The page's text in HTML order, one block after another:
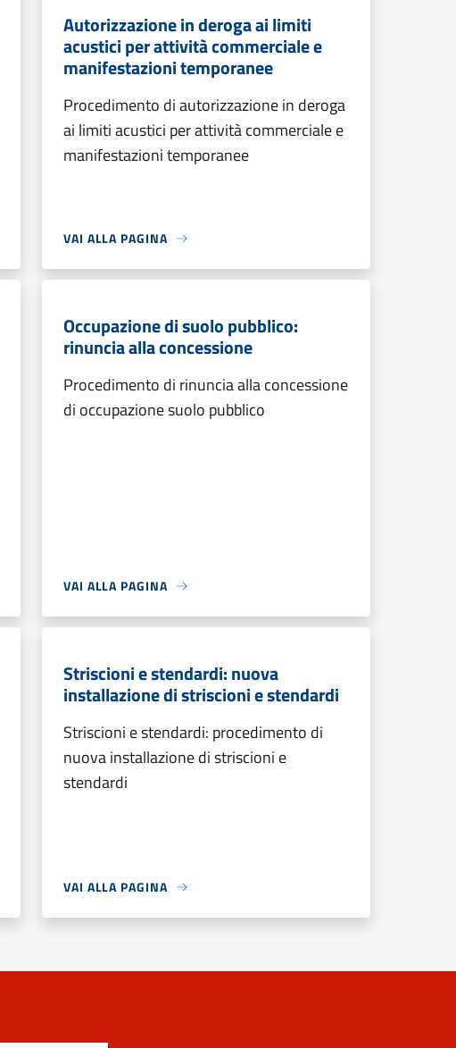
Autorizzazione in deroga ai limiti
acustici per attività commerciale e
manifestazioni temporanee
Procedimento di autorizzazione in deroga
ai limiti acustici per attività commerciale e
manifestazioni temporanee
VAI ALLA PAGINA
Occupazione di suolo pubblico:
rinuncia alla concessione
Procedimento di rinuncia alla concessione
di occupazione suolo pubblico
VAI ALLA PAGINA
Striscioni e stendardi: nuova
installazione di striscioni e stendardi
Striscioni e stendardi: procedimento di
nuova installazione di striscioni e
stendardi
VAI ALLA PAGINA